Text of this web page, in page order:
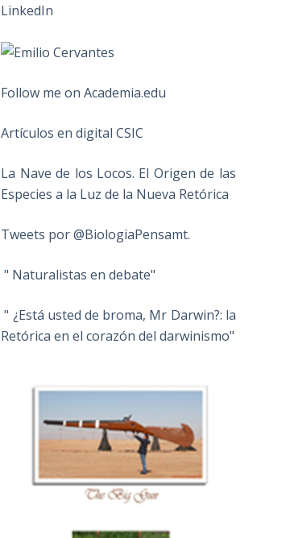
Follow me on Academia.edu
Artículos en digital CSIC
La Nave de los Locos. El Origen de las
Especies a la Luz de la Nueva Retórica
Tweets por @BiologiaPensamt.
" Naturalistas en debate"
" ¿Está usted de broma, Mr Darwin?: la
Retórica en el corazón del darwinismo"